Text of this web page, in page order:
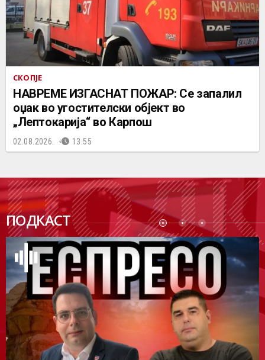
СКОПЈЕ
НАВРЕМЕ ИЗГАСНАТ ПОЖАР: Се запалил
оџак во угостителски објект во
„Лептокарија“ во Карпош
02.08.2026. 13:55
ПОДКАСТ
ПОДК
АСТ